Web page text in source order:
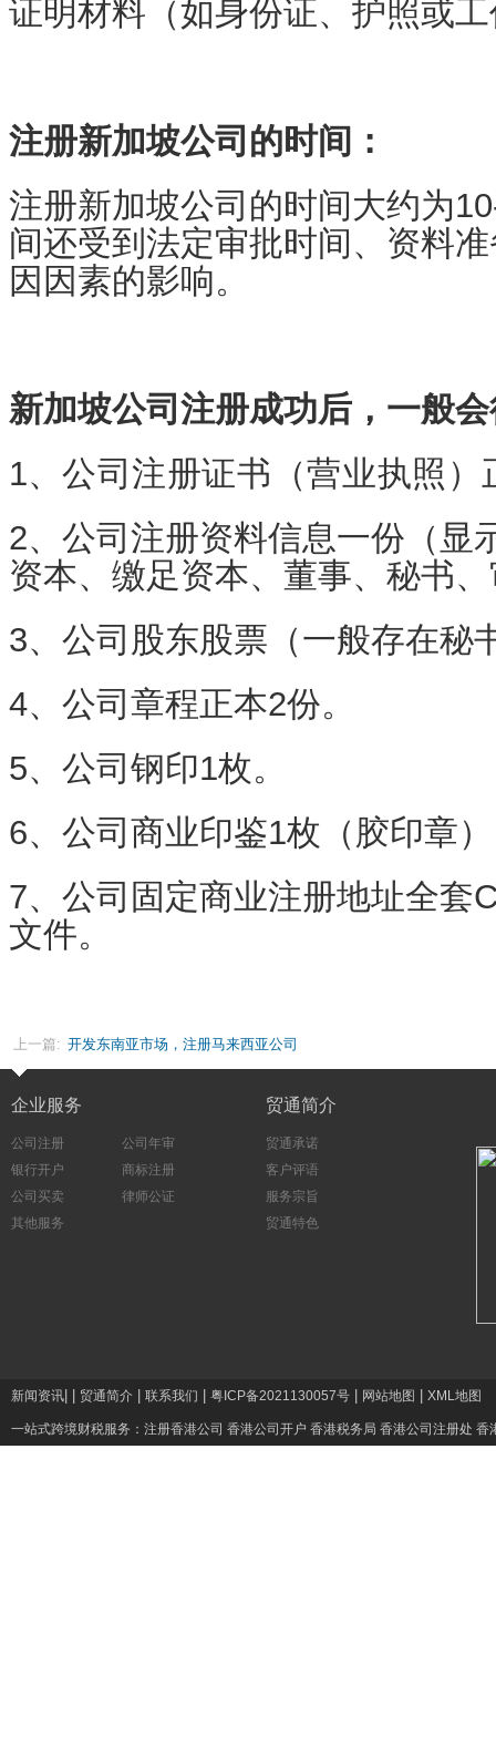
证明材料（如身份证、护照或
注册新加坡公司的时间：
注册新加坡公司的时间大约为
间还受到法定审批时间、资料
因因素的影响。
新加坡公司注册成功后，一般
1、 公司注册证书（营业执照）
2、公司注册资料信息一份（显
资本、缴足资本、董事、秘书
3、公司股东股票（一般存在秘
4、公司章程正本2份。
5、公司钢印1枚。
6、公司商业印鉴1枚（胶印章
7、公司固定商业注册地址全套
文件。
上一篇: 开发东南亚市场，注册马来西亚公司
企业服务
公司注册
公司年审
银行开户
商标注册
公司买卖
律师公证
其他服务
贸通简介
贸通承诺
客户评语
服务宗旨
贸通特色
新闻资讯 贸通简介 联系我们 粤ICP备2021130057号 网站地图 XML地图
一站式跨境财税服务： 注册香港公司 香港公司开户 香港税务局 香港公司注册处 香